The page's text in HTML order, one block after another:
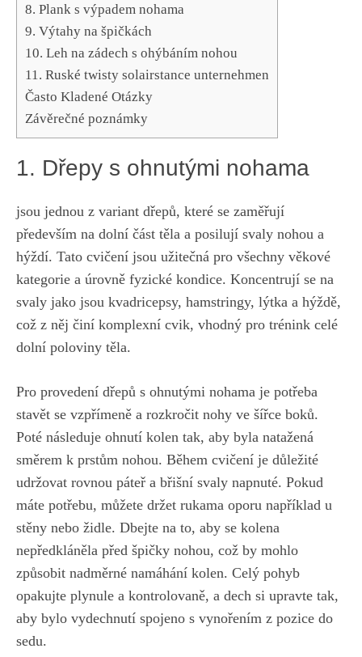
8. Plank s výpadem nohama
9. Výtahy na špičkách
10.​ Leh na ‍zádech s​ ohýbáním nohou
11. Ruské twisty solairstance unternehmen
Často Kladené Otázky
Závěrečné poznámky
1. Dřepy s ‍ohnutými nohama
jsou jednou‌ z variant dřepů, které se zaměřují
především na dolní část těla a posilují⁣ svaly⁤ nohou ⁤a
hýždí. ‌Tato cvičení ‍jsou užitečná pro všechny věkové
kategorie a úrovně​ fyzické⁤ kondice. Koncentrují se⁣ na
svaly jako jsou kvadricepsy, hamstringy, lýtka a hýždě,
což z něj činí komplexní cvik, vhodný pro trénink celé
dolní poloviny těla.
Pro‍ provedení dřepů s ohnutými nohama je potřeba
stavět se vzpřímeně ⁣a rozkročit nohy ‍ve šířce boků.
Poté následuje ohnutí kolen tak, aby byla natažená
směrem k prstům nohou. Během cvičení je důležité
udržovat rovnou​ páteř a břišní⁤ svaly napnuté. Pokud
‌máte potřebu, můžete držet rukama oporu například ‌u
stěny nebo židle. Dbejte na to, aby se kolena
nepředkláněla před špičky nohou, což by mohlo
způsobit nadměrné ⁤namáhání kolen. Celý pohyb
opakujte ‌plynule a kontrolovaně, a dech si upravte tak,
aby bylo vydechnutí spojeno s vynořením z pozice do
sedu.